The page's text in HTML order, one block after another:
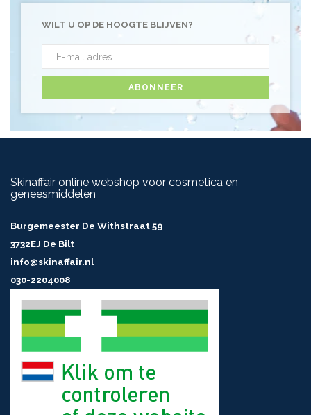
WILT U OP DE HOOGTE BLIJVEN?
ABONNEER
Skinaffair online webshop voor cosmetica en
geneesmiddelen
Burgemeester De Withstraat 59
3732EJ De Bilt
info@skinaffair.nl
030-2204008